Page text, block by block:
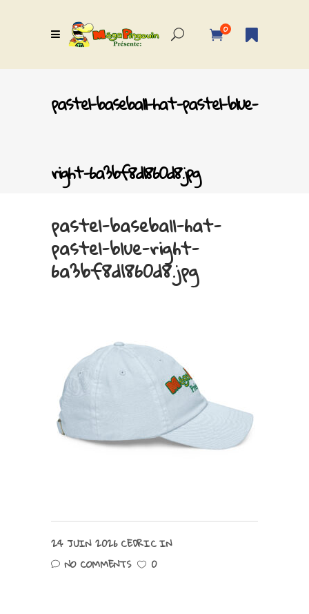
0
pastel-baseball-hat-pastel-blue-
right-6a3bf8d1860d8.jpg
pastel-baseball-hat-
pastel-blue-right-
6a3bf8d1860d8.jpg
24 JUIN 2026CEDRICIN
NO COMMENTS
0